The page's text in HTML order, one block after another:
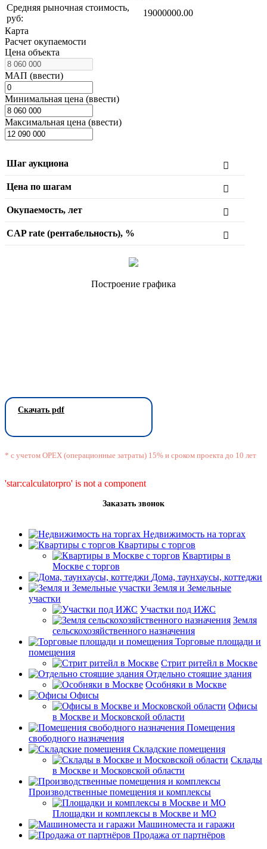
Средняя рыночная стоимость,
руб:
19000000.00
Карта
Расчет окупаемости
Цена объекта
МАП (ввести)
Минимальная цена (ввести)
Максимальная цена (ввести)
Шаг аукциона
Цена по шагам
Окупаемость, лет
CAP rate (рентабельность), %
Построение графика
Скачать pdf
* с учетом OPEX (операционные затраты) 15% и сроком проекта до 10 лет
'star:calculatorpro' is not a component
Заказать звонок
Недвижимость на торгах
Квартиры с торгов
Квартиры в
Москве с торгов
Дома, таунхаусы, коттеджи
Земля и Земельные
участки
Участки под ИЖС
Земля
сельскохозяйственного назначения
Торговые площади и
помещения
Стрит ритейл в Москве
Отдельно стоящие здания
Особняки в Москве
Офисы
Офисы
в Москве и Московской области
Помещения
свободного назначения
Складские помещения
Склады
в Москве и Московской области
Производственные помещения и комплексы
Площадки и комплексы в Москве и МО
Машиноместа и гаражи
Продажа от партнёров